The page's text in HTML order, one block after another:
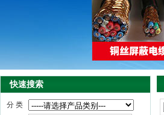
快速搜索
分 类